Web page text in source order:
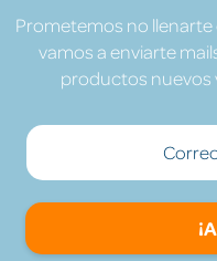
Prometemos no llenarte
vamos a enviarte
productos nuevos